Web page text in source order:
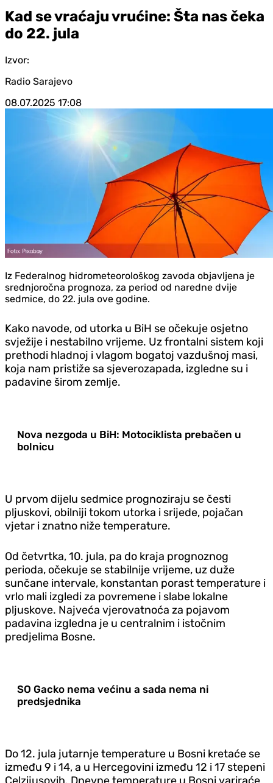
Kad se vraćaju vrućine: Šta nas čeka
do 22. jula
Izvor:
Radio Sarajevo
08.07.2025 17:08
Iz Federalnog hidrometeorološkog zavoda objavljena je
srednjoročna prognoza, za period od naredne dvije
sedmice, do 22. jula ove godine.
Kako navode, od utorka u BiH se očekuje osjetno
svježije i nestabilno vrijeme. Uzfrontalni sistem koji
prethodi hladnoj i vlagom bogatoj vazdušnoj masi,
koja nam pristiže sa sjeverozapada, izgledne su i
padavine širom zemlje.
Nova nezgoda u BiH: Motociklista prebačen u
bolnicu
U prvom dijelu sedmice prognoziraju se česti
pljuskovi, obilniji tokom utorka i srijede, pojačan
vjetar i znatno niže temperature.
Od četvrtka, 10. jula, pa do kraja prognoznog
perioda, očekuje se stabilnije vrijeme, uz duže
sunčane intervale, konstantan porast temperature i
vrlo mali izgledi za povremene i slabe lokalne
pljuskove. Najveća vjerovatnoća za pojavom
padavina izgledna je u centralnim i istočnim
predjelima Bosne.
SO Gacko nema većinu a sada nema ni
predsjednika
Do 12. jula jutarnje temperature u Bosni kretaće se
između 9 i 14, a u Hercegovini između 12 i 17 stepeni